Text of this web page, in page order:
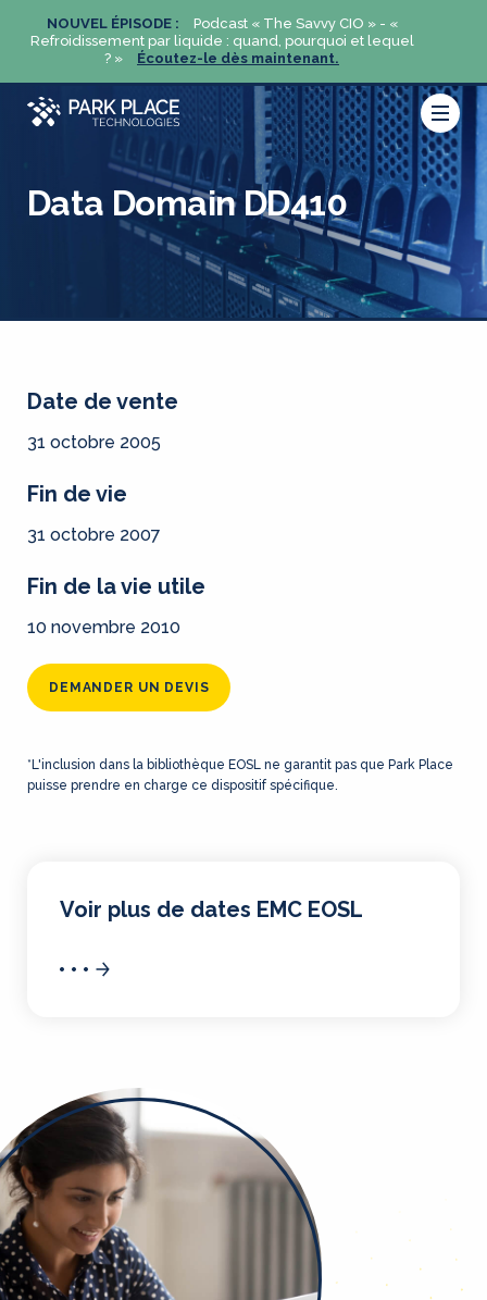
NOUVEL ÉPISODE :
Podcast « The Savvy CIO » - «
Refroidissement par liquide : quand, pourquoi et lequel
? »
Écoutez-le dès maintenant.
Data Domain DD410
Date de vente
31 octobre 2005
Fin de vie
31 octobre 2007
Fin de la vie utile
10 novembre 2010
DEMANDER UN DEVIS
*L'inclusion dans la bibliothèque EOSL ne garantit pas que Park Place
puisse prendre en charge ce dispositif spécifique.
Voir plus de dates EMC EOSL